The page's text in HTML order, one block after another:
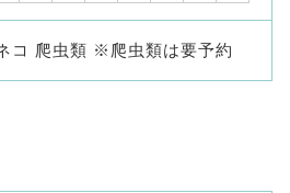
コ 爬虫類 ※爬虫類は要予約